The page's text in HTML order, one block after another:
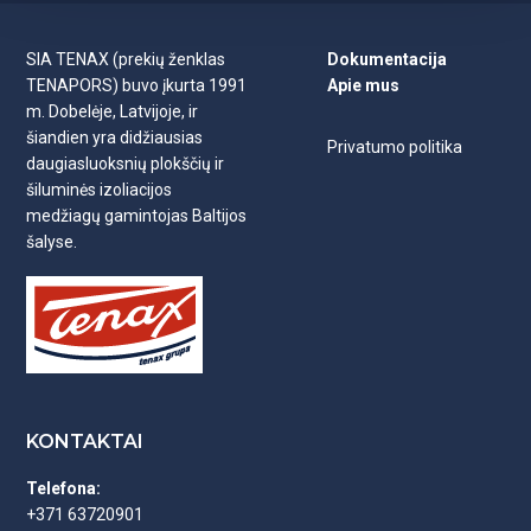
SIA TENAX (prekių ženklas
TENAPORS) buvo įkurta 1991
m. Dobelėje, Latvijoje, ir
šiandien yra didžiausias
daugiasluoksnių plokščių ir
šiluminės izoliacijos
medžiagų gamintojas Baltijos
šalyse.
Dokumentacija
Apie mus
Privatumo politika
KONTAKTAI
Telefona:
+371 63720901